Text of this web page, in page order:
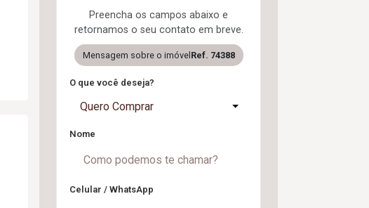
Preencha os campos abaixo e
retornamos o seu contato em breve.
Mensagem sobre o imóvel Ref. 74388
O que você deseja?
Quero Comprar
Nome
Celular / WhatsApp